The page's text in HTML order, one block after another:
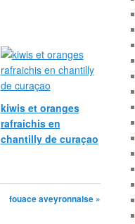
kiwis et oranges
rafraichis en
chantilly de curaçao
fouace aveyronnaise »